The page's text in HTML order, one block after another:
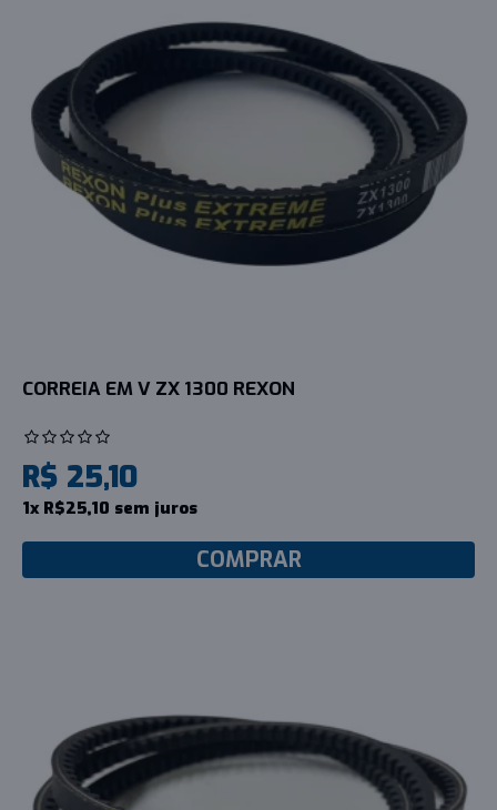
CORREIA EM V ZX 1300 REXON
R$ 25,10
1x R$25,10 sem juros
COMPRAR